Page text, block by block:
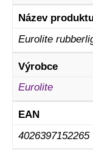
Název
Eurolite
Výrobce
Eurolite
EAN
4026397152265